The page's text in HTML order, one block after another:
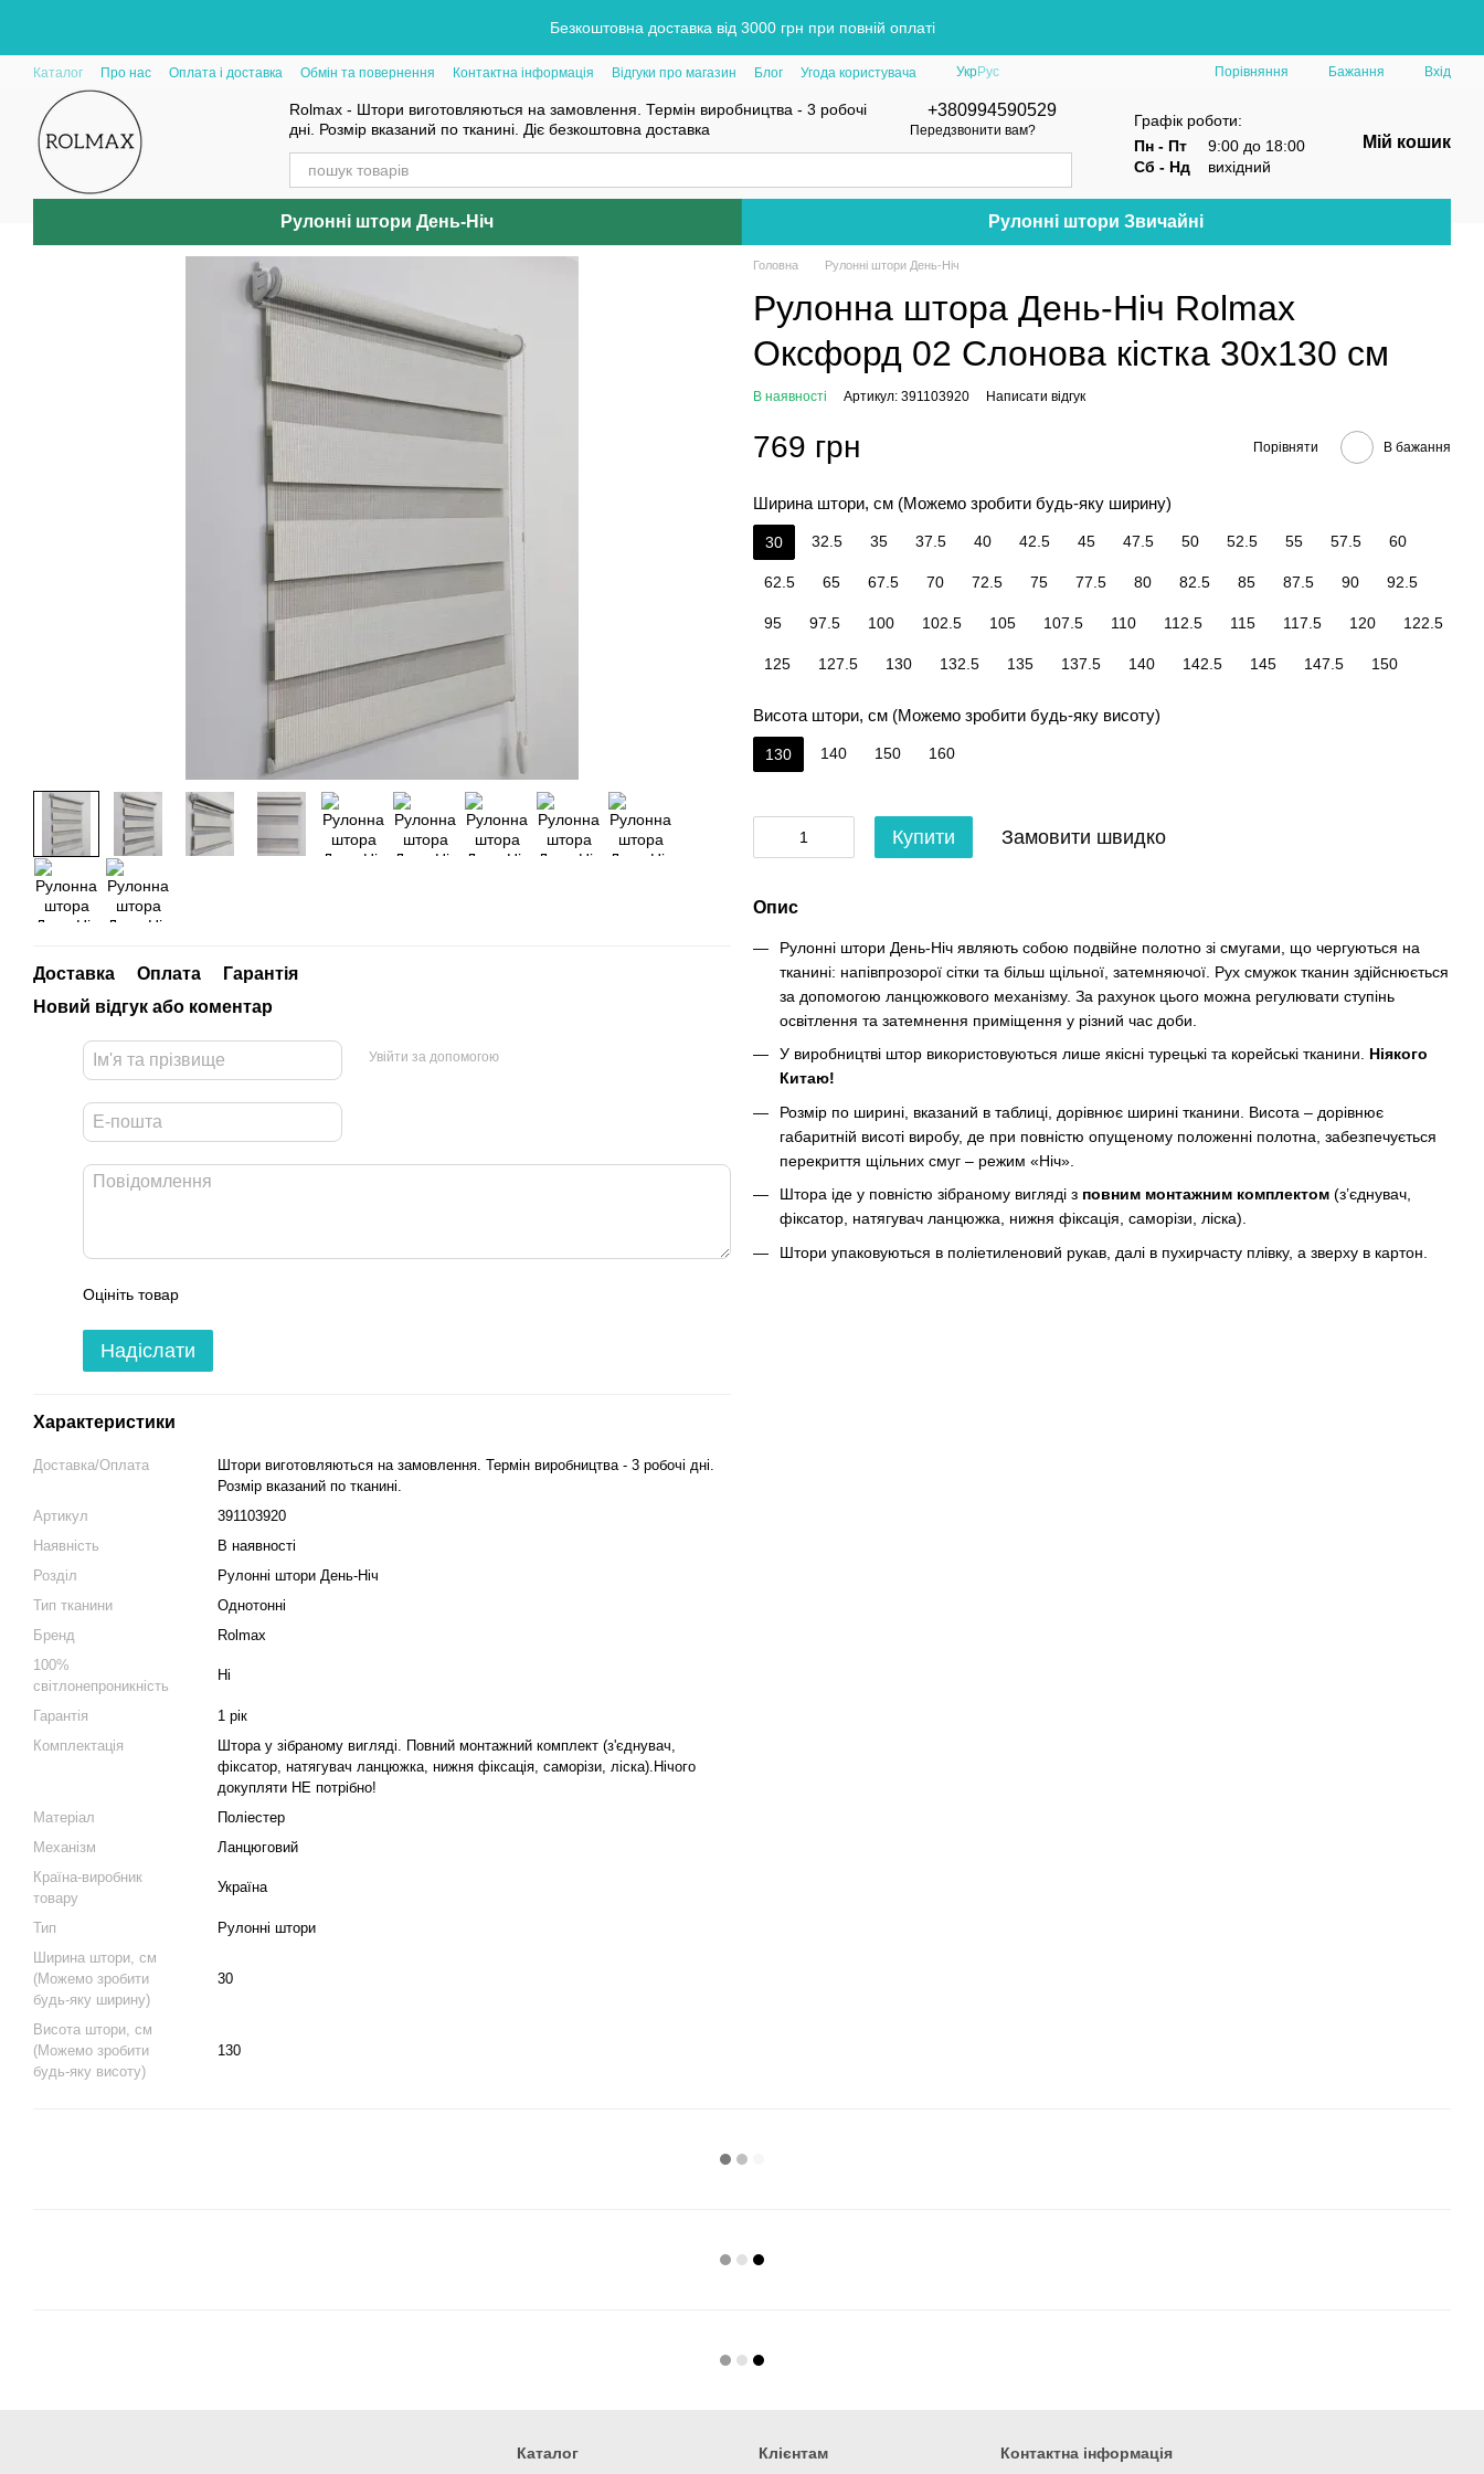
Безкоштовна доставка від 3000 грн при повній оплаті
Каталог Про нас Оплата і доставка Обмін та повернення Контактна інформація Відгуки про магазин Блог Угода користувача УкрРус Порівняння Бажання Вхід
Rolmax - Штори виготовляються на замовлення. Термін виробництва - 3 робочі
дні. Розмір вказаний по тканині. Діє безкоштовна доставка
+380994590529
Передзвонити вам?
Графік роботи:
Пн - Пт
9:00 до 18:00
Сб - Нд
вихідний
Мій кошик
Рулонні штори День-Ніч Рулонні штори Звичайні
Доставка Оплата
Гарантія
Новий відгук або коментар
Увійти за допомогою
Оцініть товар
Надіслати
Характеристики
Доставка/Оплата
Штори виготовляються на замовлення. Термін виробництва - 3 робочі дні.
Розмір вказаний по тканині.
Артикул
391103920
Наявність
В наявності
Розділ
Рулонні штори День-Ніч
Тип тканини
Однотонні
Бренд
Rolmax
100%
світлонепроникність
Ні
Гарантія
1 рік
Комплектація
Штора у зібраному вигляді. Повний монтажний комплект (з'єднувач,
фіксатор, натягувач ланцюжка, нижня фіксація, саморізи, ліска).Нічого
докупляти НЕ потрібно!
Матеріал
Поліестер
Механізм
Ланцюговий
Країна-виробник
товару
Україна
Тип
Рулонні штори
Ширина штори, см
(Можемо зробити
будь-яку ширину)
30
Висота штори, см
(Можемо зробити
будь-яку висоту)
130
Головна Рулонні штори День-Ніч
Рулонна штора День-Ніч Rolmax
Оксфорд 02 Слонова кістка 30х130 см
В наявності Артикул: 391103920 Написати відгук
769 грн Порівняти В бажання
Ширина штори, см (Можемо зробити будь-яку ширину)
30 32.5 35 37.5 40 42.5 45 47.5 50 52.5 55 57.5 60
62.5 65 67.5 70 72.5 75 77.5 80 82.5 85 87.5 90 92.5
95 97.5 100 102.5 105 107.5 110 112.5 115 117.5 120 122.5
125 127.5 130 132.5 135 137.5 140 142.5 145 147.5 150
Висота штори, см (Можемо зробити будь-яку висоту)
130 140 150 160
Купити Замовити швидко
Опис
Рулонні штори День-Ніч являють собою подвійне полотно зі смугами, що чергуються на
тканині: напівпрозорої сітки та більш щільної, затемняючої. Рух смужок тканин здійснюється
за допомогою ланцюжкового механізму. За рахунок цього можна регулювати ступінь
освітлення та затемнення приміщення у різний час доби.
У виробництві штор використовуються лише якісні турецькі та корейські тканини. Ніякого
Китаю!
Розмір по ширині, вказаний в таблиці, дорівнює ширині тканини. Висота – дорівнює
габаритній висоті виробу, де при повністю опущеному положенні полотна, забезпечується
перекриття щільних смуг – режим «Ніч».
Штора іде у повністю зібраному вигляді з повним монтажним комплектом (з’єднувач,
фіксатор, натягувач ланцюжка, нижня фіксація, саморізи, ліска).
Штори упаковуються в поліетиленовий рукав, далі в пухирчасту плівку, а зверху в картон.
Каталог Клієнтам Контактна інформація